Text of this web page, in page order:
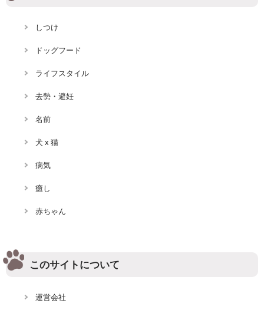
しつけ
ドッグフード
ライフスタイル
去勢・避妊
名前
犬 x 猫
病気
癒し
赤ちゃん
このサイトについて
運営会社